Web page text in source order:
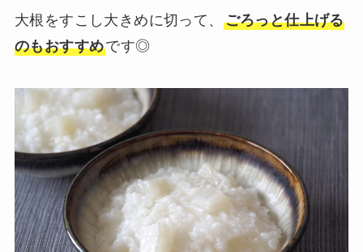
大根をすこし大きめに切って、 ごろっと仕上げる
のもおすすめです◎